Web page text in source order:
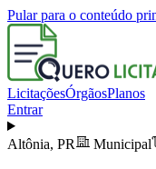
Pular para o conteúdo
LicitaçõesÓrgãosPlanos
Entrar
Altônia, PR Municipal